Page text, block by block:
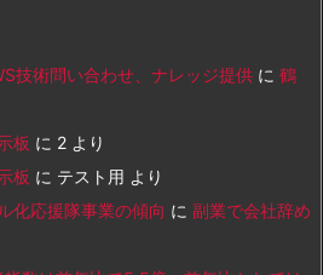
技術問い合わせ、ナレッジ提供 に 鶴
板 に 2 より
板 に テスト用 より
化応援隊事業の傾向 に 副業で会社辞め